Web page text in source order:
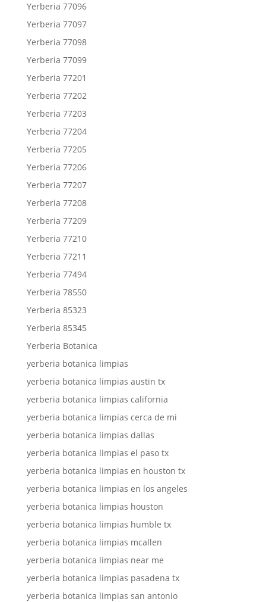
Yerberia 77096
Yerberia 77097
Yerberia 77098
Yerberia 77099
Yerberia 77201
Yerberia 77202
Yerberia 77203
Yerberia 77204
Yerberia 77205
Yerberia 77206
Yerberia 77207
Yerberia 77208
Yerberia 77209
Yerberia 77210
Yerberia 77211
Yerberia 77494
Yerberia 78550
Yerberia 85323
Yerberia 85345
Yerberia Botanica
yerberia botanica limpias
yerberia botanica limpias austin tx
yerberia botanica limpias california
yerberia botanica limpias cerca de mi
yerberia botanica limpias dallas
yerberia botanica limpias el paso tx
yerberia botanica limpias en houston tx
yerberia botanica limpias en los angeles
yerberia botanica limpias houston
yerberia botanica limpias humble tx
yerberia botanica limpias mcallen
yerberia botanica limpias near me
yerberia botanica limpias pasadena tx
yerberia botanica limpias san antonio